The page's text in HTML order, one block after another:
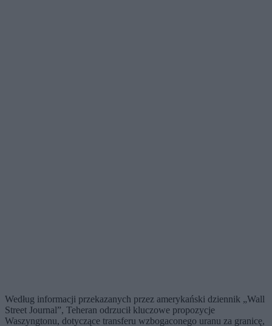
Według informacji przekazanych przez amerykański dziennik „Wall
Street Journal”, Teheran odrzucił kluczowe propozycje
Waszyngtonu, dotyczące transferu wzbogaconego uranu za granicę,